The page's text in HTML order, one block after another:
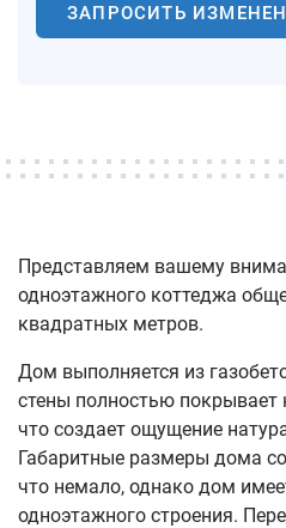
ЗАПРОСИТЬ
Представляем вашему
одноэтажного коттеджа
квадратных метров.
Дом выполняется из
стены полностью
что создает ощущение
Габаритные размеры дома
что немало, однако дом
одноэтажного строения.